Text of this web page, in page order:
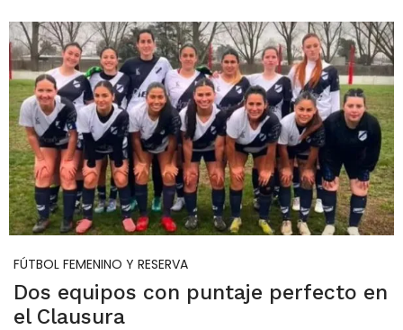
FÚTBOL FEMENINO Y RESERVA
Dos equipos con puntaje perfecto en
el Clausura